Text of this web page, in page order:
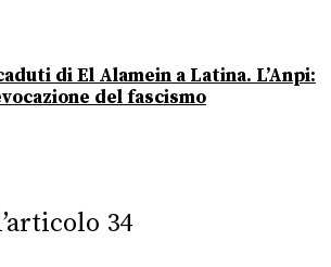
di El Alamein a Latina. L’Anpi:
del fascismo
34